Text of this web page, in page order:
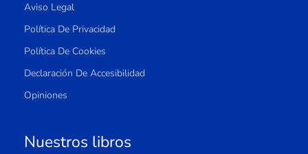
Aviso Legal
Política De Privacidad
Política De Cookies
Declaración De Accesibilidad
Opiniones
Nuestros libros